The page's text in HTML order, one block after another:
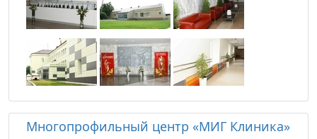
Многопрофильный центр «МИГ Клиника»